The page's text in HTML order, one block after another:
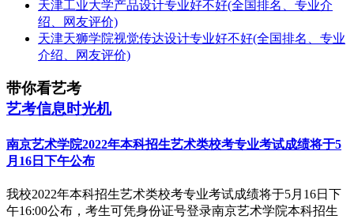
天津工业大学产品设计专业好不好(全国排名、专业介
绍、网友评价)
天津天狮学院视觉传达设计专业好不好(全国排名、专业
介绍、网友评价)
带你看艺考
艺考信息时光机
南京艺术学院2022年本科招生艺术类校考专业考试成绩将于5
月16日下午公布
我校2022年本科招生艺术类校考专业考试成绩将于5月16日下
午16:00公布，考生可凭身份证号登录南京艺术学院本科招生